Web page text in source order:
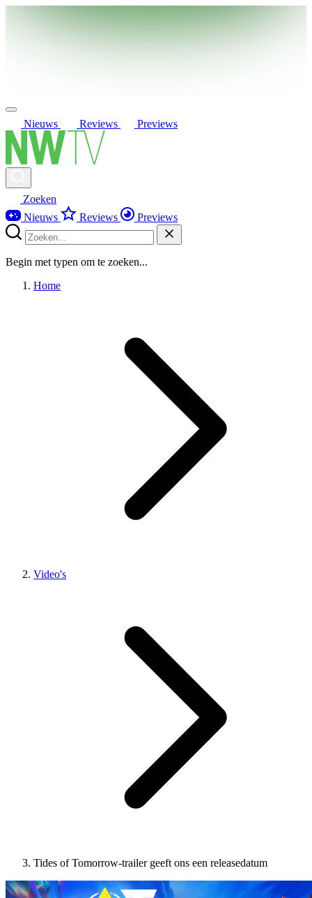
Nieuws Reviews Previews
Zoeken
Nieuws
Reviews Previews
Begin met typen om te zoeken...
Home
Video's
Tides of Tomorrow-trailer geeft ons een releasedatum